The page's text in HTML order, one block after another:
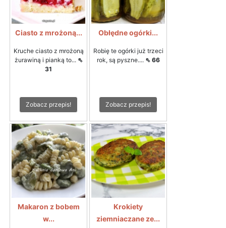
Ciasto z mrożoną...
Kruche ciasto z mrożoną
żurawiną i pianką to... ⇖
31
Zobacz przepis!
Obłędne ogórki...
Robię te ogórki już trzeci
rok, są pyszne.... ⇖ 66
Zobacz przepis!
Makaron z bobem
w...
Krokiety
ziemniaczane ze...